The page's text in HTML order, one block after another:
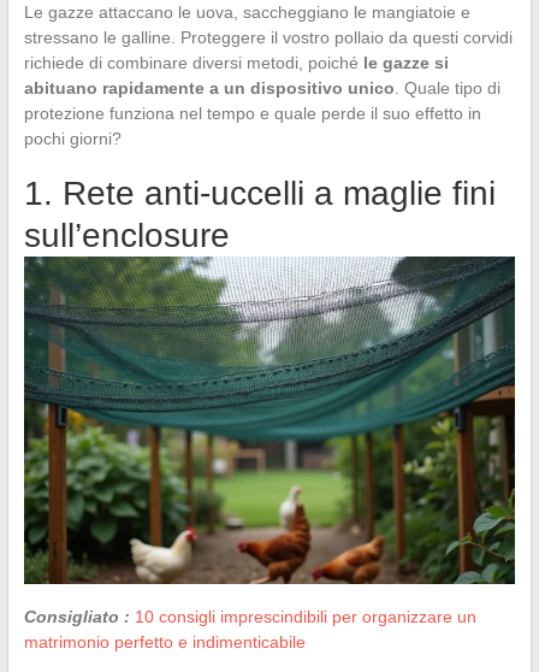
Le gazze attaccano le uova, saccheggiano le mangiatoie e
stressano le galline. Proteggere il vostro pollaio da questi corvidi
richiede di combinare diversi metodi, poiché le gazze si
abituano rapidamente a un dispositivo unico . Quale tipo di
protezione funziona nel tempo e quale perde il suo effetto in
pochi giorni?
1. Rete anti-uccelli a maglie fini
sull’enclosure
Consigliato : 10 consigli imprescindibili per organizzare un
matrimonio perfetto e indimenticabile